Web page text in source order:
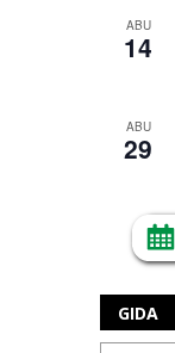
ABU
14
ABU
29
GIDA